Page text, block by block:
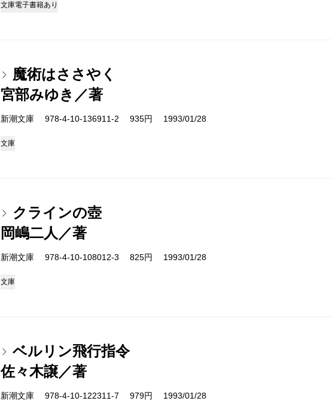
文庫電子書籍あり
魔術はささやく
宮部みゆき／著
新潮文庫 978-4-10-136911-2 935円 1993/01/28
文庫
クラインの壺
岡嶋二人／著
新潮文庫 978-4-10-108012-3 825円 1993/01/28
文庫
ベルリン飛行指令
佐々木譲／著
新潮文庫 978-4-10-122311-7 979円 1993/01/28